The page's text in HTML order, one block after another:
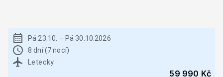
Pá 23.10. – Pá 30.10.2026
8 dní (7 nocí)
Letecky
59 990 Kč